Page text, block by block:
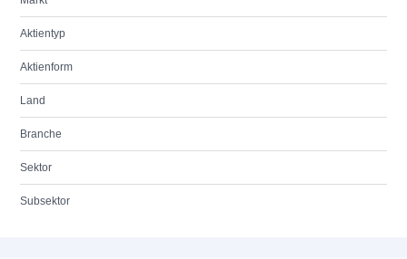
Aktientyp
Aktienform
Land
Branche
Sektor
Subsektor